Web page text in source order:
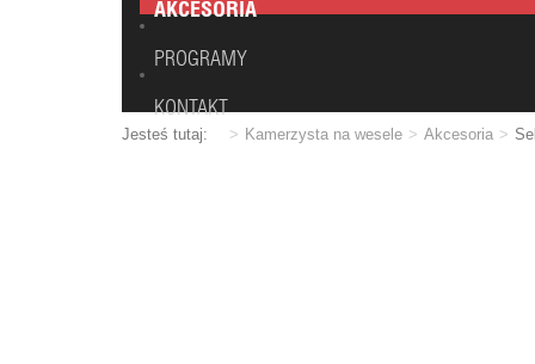
AKCESORIA
PROGRAMY
KONTAKT
Jesteś tutaj: Kamerzysta na wesele Akcesoria